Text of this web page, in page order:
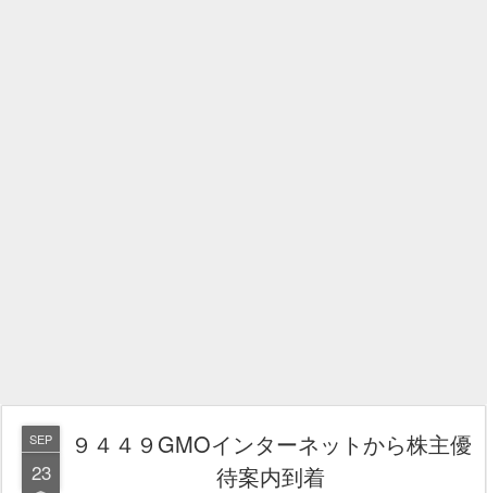
SEP
23
９４４９GMOインターネットから株主優
待案内到着